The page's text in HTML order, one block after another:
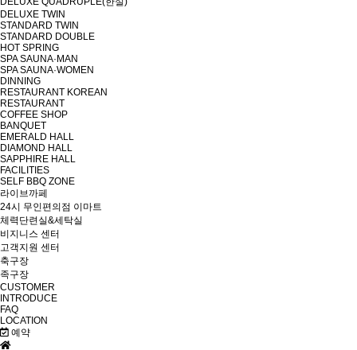
DELUXE TWIN
STANDARD TWIN
STANDARD DOUBLE
HOT SPRING
SPA SAUNA·MAN
SPA SAUNA·WOMEN
DINNING
RESTAURANT KOREAN
RESTAURANT
COFFEE SHOP
BANQUET
EMERALD HALL
DIAMOND HALL
SAPPHIRE HALL
FACILITIES
SELF BBQ ZONE
라이브까페
24시 무인편의점 이마트
체력단련실&세탁실
비지니스 센터
고객지원 센터
축구장
족구장
CUSTOMER
INTRODUCE
FAQ
LOCATION
예약